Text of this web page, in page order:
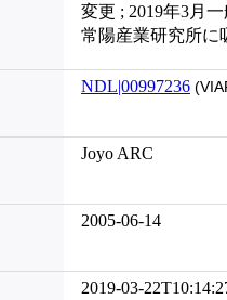
変更 ; 2019年3月
常陽産業研究所に
NDL|00997236
Joyo ARC
2005-06-14
2019-03-